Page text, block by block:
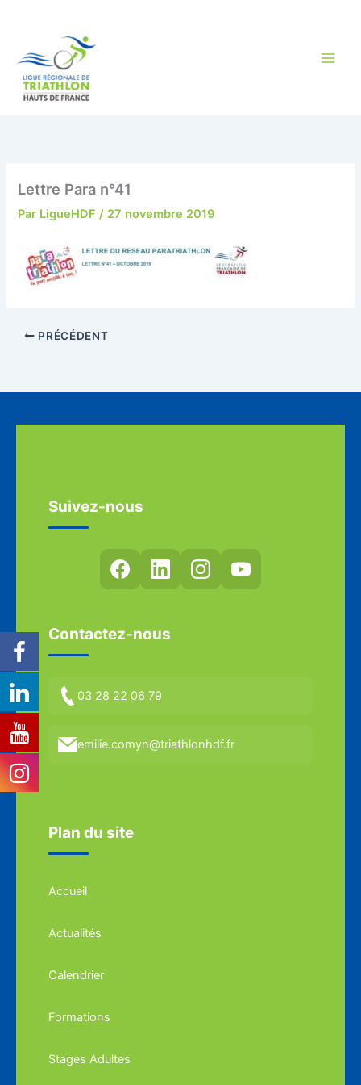
Lettre Para n°41
Par LigueHDF/ 27 novembre 2019
PRÉCÉDENT
Suivez-nous
Contactez-nous
03 28 22 06 79
emilie.comyn@triathlonhdf.fr
Plan du site
Accueil
Actualités
Calendrier
Formations
Stages Adultes